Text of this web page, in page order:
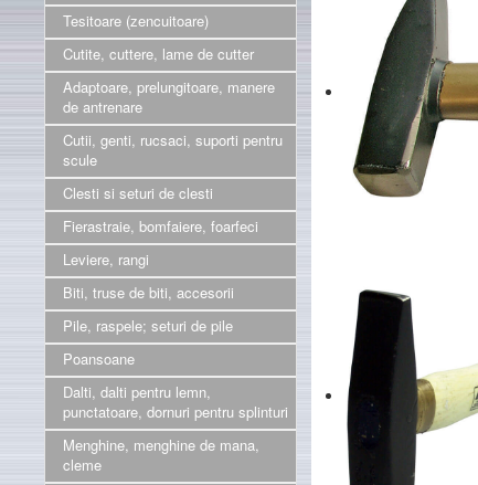
Tesitoare (zencuitoare)
Cutite, cuttere, lame de cutter
Adaptoare, prelungitoare, manere
de antrenare
Cutii, genti, rucsaci, suporti pentru
scule
Clesti si seturi de clesti
Fierastraie, bomfaiere, foarfeci
Leviere, rangi
Biti, truse de biti, accesorii
Pile, raspele; seturi de pile
Poansoane
Dalti, dalti pentru lemn,
punctatoare, dornuri pentru splinturi
Menghine, menghine de mana,
cleme